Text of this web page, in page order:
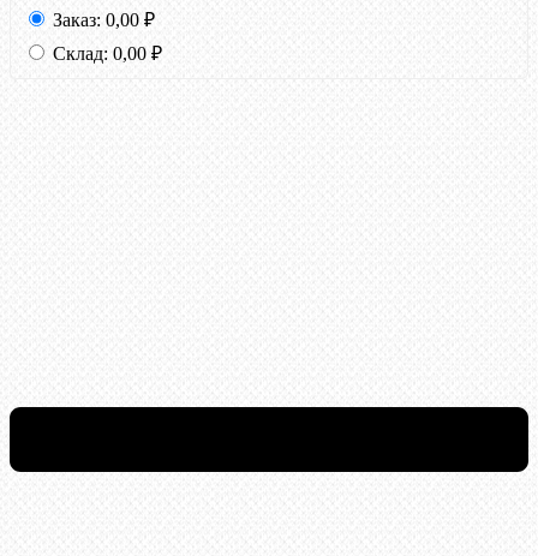
Заказ: 0,00 ₽
Склад: 0,00 ₽